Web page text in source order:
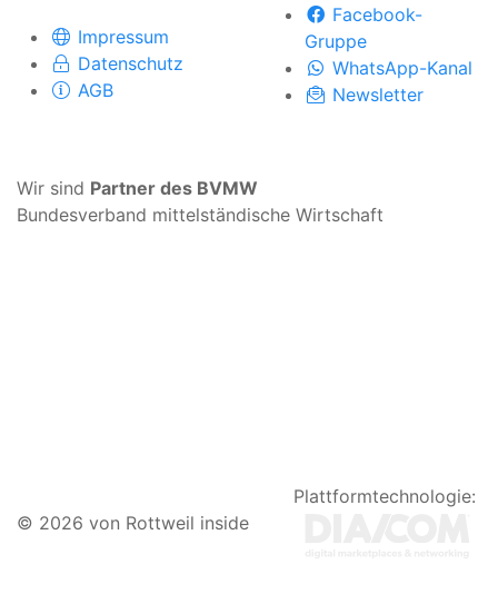
Impressum
Datenschutz
AGB
Facebook-
Gruppe
WhatsApp-Kanal
Newsletter
Wir sind Partner des BVMW
Bundesverband mittelständische Wirtschaft
© 2026 von Rottweil inside
Plattformtechnologie: